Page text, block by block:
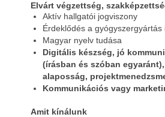
Elvárt végzettség,
Aktív hallgatói jogviszony
Érdeklődés a gyógyszergyártás
Magyar nyelv tudása
Digitális készség, jó
(írásban és szóban
alaposság,
Kommunikációs vagy
Amit kínálunk